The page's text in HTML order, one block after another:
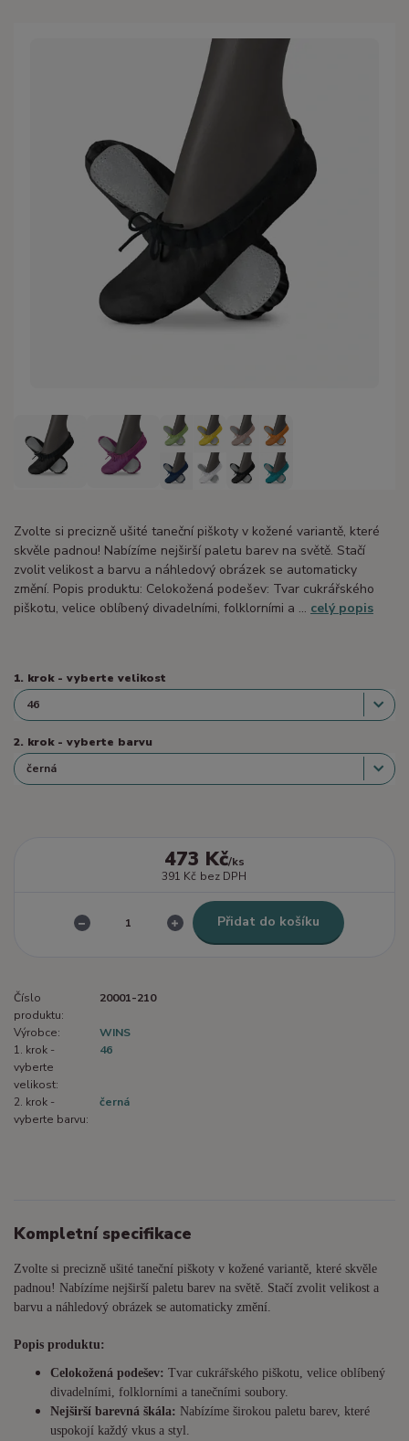
Zvolte si precizně ušité taneční piškoty v kožené variantě, které
skvěle padnou! Nabízíme nejširší paletu barev na světě. Stačí
zvolit velikost a barvu a náhledový obrázek se automaticky
změní. Popis produktu: Celokožená podešev: Tvar cukrářského
piškotu, velice oblíbený divadelními, folklorními a ... celý popis
1. krok - vyberte velikost
2. krok - vyberte barvu
473 Kč/ks
391 Kč bez DPH
Přidat do košíku
Číslo
produktu:
20001-210
Výrobce:
WINS
1. krok -
vyberte
velikost:
46
2. krok -
vyberte barvu:
černá
Kompletní specifikace
Zvolte si precizně ušité taneční piškoty v kožené variantě, které skvěle
padnou! Nabízíme nejširší paletu barev na světě. Stačí zvolit velikost a
barvu a náhledový obrázek se automaticky změní.
Popis produktu:
Celokožená podešev: Tvar cukrářského piškotu, velice oblíbený
divadelními, folklorními a tanečními soubory.
Nejširší barevná škála: Nabízíme širokou paletu barev, které
uspokojí každý vkus a styl.